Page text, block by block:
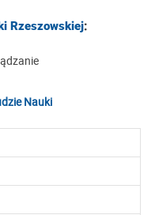
Rzeszowskiej:
Nauki